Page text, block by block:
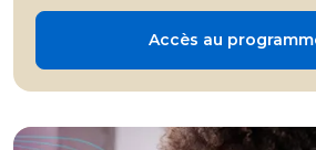
Accès au